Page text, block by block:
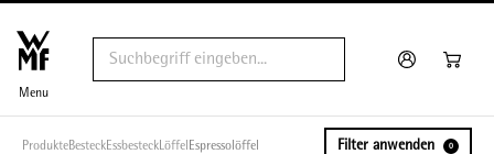
Menu
ProdukteBesteckEssbesteckLöffel Espressolöffel Filter anwenden 0